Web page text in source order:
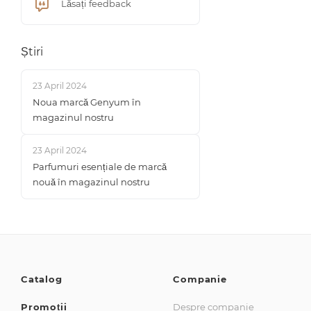
Lăsați feedback
Știri
23 April 2024
Noua marcă Genyum în
magazinul nostru
23 April 2024
Parfumuri esențiale de marcă
nouă în magazinul nostru
Catalog
Promoții
Companie
Despre companie